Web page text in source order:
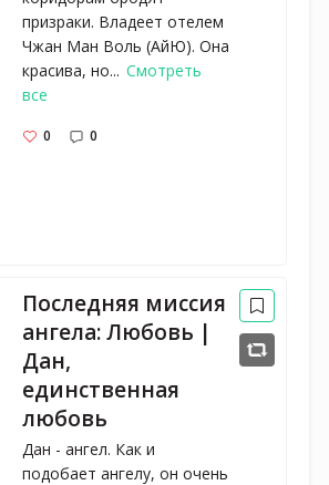
призраки. Владеет отелем
Чжан Ман Воль (АйЮ). Она
красива, но... Смотреть
все
0 0
Последняя миссия
ангела: Любовь |
Дан,
единственная
любовь
Дан - ангел. Как и
подобает ангелу, он очень